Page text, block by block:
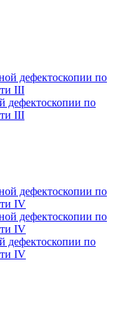
дефектоскопии по
III
дефектоскопии по
IV